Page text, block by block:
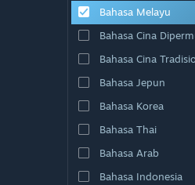
Bahasa Melayu
Bahasa Cina
Bahasa Cina
Bahasa Jepun
Bahasa Korea
Bahasa Thai
Bahasa Arab
Bahasa Indonesia